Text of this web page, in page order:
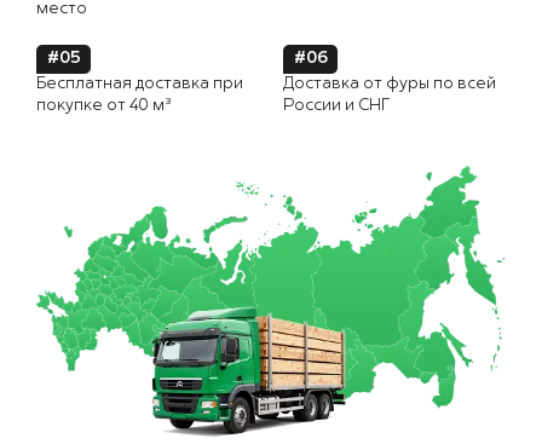
место
#05
Бесплатная доставка при
покупке от 40 м³
#06
Доставка от фуры по всей
России и СНГ